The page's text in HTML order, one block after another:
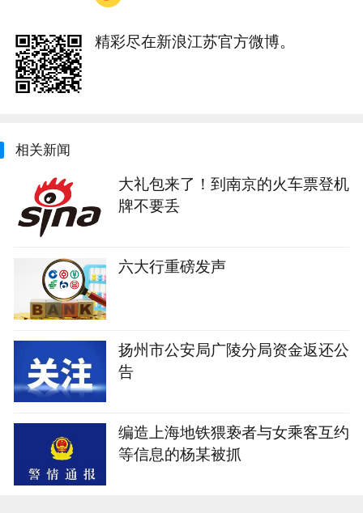
精彩尽在新浪江苏官方微博。
相关新闻
大礼包来了！到南京的火车票登机
牌不要丢
六大行重磅发声
扬州市公安局广陵分局资金返还公
告
编造上海地铁猥亵者与女乘客互约
等信息的杨某被抓